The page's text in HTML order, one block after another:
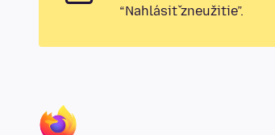
“Nahlásiť zneužitie”.